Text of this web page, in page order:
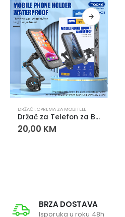
DRŽAČI,OPREMA ZA MOBITELE
Držač za Telefon za Bicikl i Romobil YC-23
20,00 KM
BRZA DOSTAVA
Isporuka u roku 48h